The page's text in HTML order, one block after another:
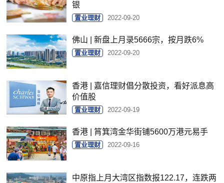
银
置业理财 2022-09-20
佛山 | 新盘上月录5666宗，按月跌6%
置业理财 2022-09-20
香港 | 嘉信理财倡分散投资，看好派息高
价值股
置业理财 2022-09-19
香港 | 筲箕湾金华街铺5600万港元易手
置业理财 2022-09-16
中原指上月大湾区指数报122.17，连跌两